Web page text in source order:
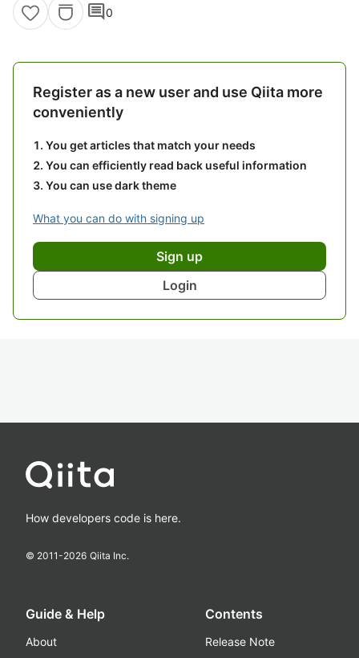
comment0
Register as a new user and use Qiita more
conveniently
You get articles that match your needs
You can efficiently read back useful information
You can use dark theme
What you can do with signing up
Sign up
Login
How developers code is here.
© 2011-2026 Qiita Inc.
Guide & Help
About
Contents
Release Note